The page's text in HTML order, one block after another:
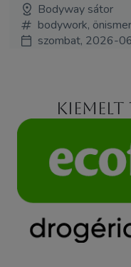
Bodyway sátor
bodywork,
szombat, 2026-